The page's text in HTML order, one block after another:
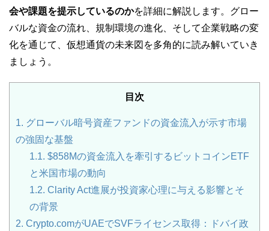
会や課題を提示しているのかを詳細に解説します。グロー
バルな資金の流れ、規制環境の進化、そして企業戦略の変
化を通じて、仮想通貨の未来図を多角的に読み解いていき
ましょう。
目次
1. グローバル暗号資産ファンドの資金流入が示す市場
の強固な基盤
1.1. $858Mの資金流入を牽引するビットコインETF
と米国市場の動向
1.2. Clarity Act進展が投資家心理に与える影響とそ
の背景
2. Crypto.comがUAEでSVFライセンス取得：ドバイ政